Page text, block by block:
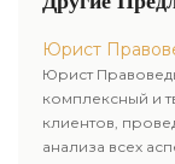
юридических лиц.
каждому клиенту.
Юрист
Юрист
комплексный и
клиентов,
анализа всех